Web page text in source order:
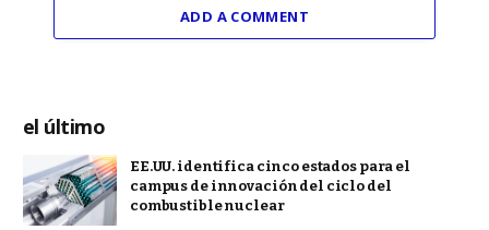
ADD A COMMENT
el último
EE.UU. identifica cinco estados para el
campus de innovación del ciclo del
combustible nuclear